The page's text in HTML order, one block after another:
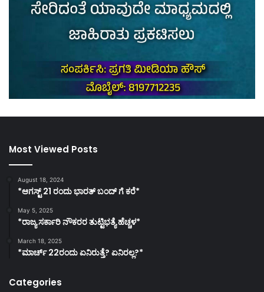
Most Viewed Posts
August 18, 2024
*ಆಗಸ್ಟ್ 21 ರಂದು ಭಾರತ್‌ ಬಂದ್‌ ಗೆ ಕರೆ*
May 5, 2025
*ರಾಜ್ಯ ಸರ್ಕಾರಿ ನೌಕರರ ತುಟ್ಟಿಭತ್ಯೆ ಹೆಚ್ಚಳ*
March 18, 2025
*ಮಾರ್ಚ್ 22ರಂದು ಏನಿರುತ್ತೆ? ಏನಿರಲ್ಲ?*
Categories